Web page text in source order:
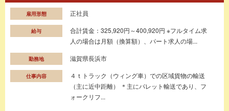
雇用形態 正社員
給与
合計賃金：325,920円～400,920円 ※フルタイム求
人の場合は月額（換算額）、パート求人の場...
勤務地 滋賀県長浜市
仕事内容
４ｔトラック（ウィング車）での区域貨物の輸送
（主に近中距離） ＊主にパレット輸送であり、フ
ォークリフ...